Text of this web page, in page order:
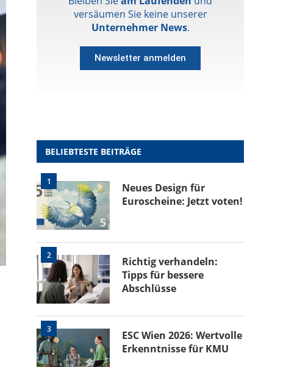
versäumen Sie keine unserer
Unternehmer News.
Newsletter anmelden
BELIEBTESTE BEITRÄGE
1
Neues Design für
Euroscheine: Jetzt voten!
2
Richtig verhandeln:
Tipps für bessere
Abschlüsse
3
ESC Wien 2026: Wertvolle
Erkenntnisse für KMU